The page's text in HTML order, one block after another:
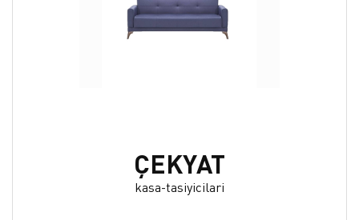
ÇEKYAT
kasa-tasiyicilari